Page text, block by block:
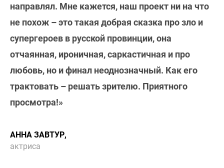
направлял. Мне кажется, наш проект ни на что
не похож – это такая добрая сказка про зло и
супергероев в русской провинции, она
отчаянная, ироничная, саркастичная и про
любовь, но и финал неоднозначный. Как его
трактовать – решать зрителю. Приятного
просмотра!»
АННА ЗАВТУР,
актриса